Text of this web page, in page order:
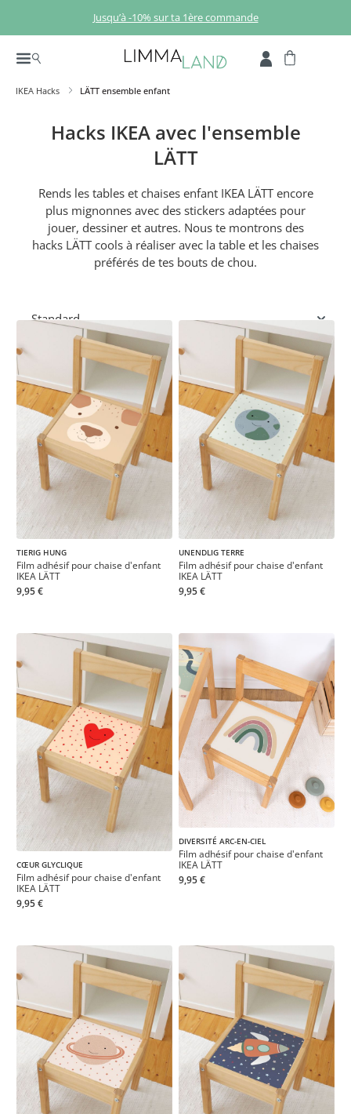
Passer au contenu principalJusqu’à -10% sur ta 1ère commande
IKEA Hacks LÄTT ensemble enfant
Hacks IKEA avec l'ensemble
LÄTT
Rends les tables et chaises enfant IKEA LÄTT encore
plus mignonnes avec des stickers adaptées pour
jouer, dessiner et autres. Nous te montrons des
hacks LÄTT cools à réaliser avec la table et les chaises
préférés de tes bouts de chou.
TIERIG HUNG
Film adhésif pour chaise d'enfant
IKEA LÄTT
9,95 €
UNENDLIG TERRE
Film adhésif pour chaise d'enfant
IKEA LÄTT
9,95 €
CŒUR GLYCLIQUE
Film adhésif pour chaise d'enfant
IKEA LÄTT
9,95 €
DIVERSITÉ ARC-EN-CIEL
Film adhésif pour chaise d'enfant
IKEA LÄTT
9,95 €